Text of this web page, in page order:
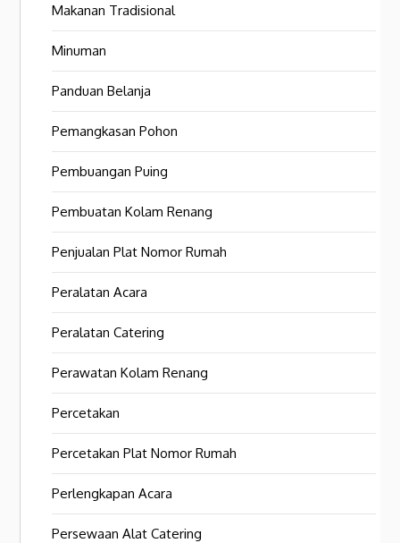
Makanan Tradisional
Minuman
Panduan Belanja
Pemangkasan Pohon
Pembuangan Puing
Pembuatan Kolam Renang
Penjualan Plat Nomor Rumah
Peralatan Acara
Peralatan Catering
Perawatan Kolam Renang
Percetakan
Percetakan Plat Nomor Rumah
Perlengkapan Acara
Persewaan Alat Catering